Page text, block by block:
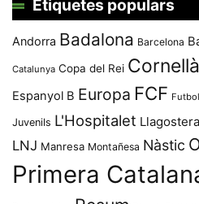
Etiquetes populars
Andorra Badalona Barcelona
Catalunya Copa del Rei Cornellà
Espanyol B Europa FCF
Juvenils L'Hospitalet Llagostera
LNJ Manresa Montañesa Nàstic
Primera